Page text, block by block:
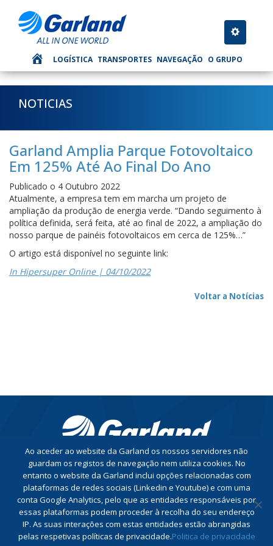
Toggle
LOGÍSTICA TRANSPORTES NAVEGAÇÃO O GRUPO
NOTICIAS
Garland Amplia Parque Fotovoltaico
Em 125% Até Ao Final Do Ano
Publicado o 4 Outubro 2022
Atualmente, a empresa tem em marcha um projeto de
ampliação da produção de energia verde. “Dando seguimento à
política definida, será feita, até ao final de 2022, a ampliação do
nosso parque de painéis fotovoltaicos em cerca de 125%…”
O artigo está disponível no seguinte link:
In Hipersuper Online | 04/10/2022
Voltar a Notícias
CONTACTE-NOS
Conheça a nossa Política de Privacidade
Conheça a nossa Política do Sistema de Gestão Integrado
Livro de Reclamações
Ao aceder ao website da Garland os nossos servidores não
guardam os registos de navegação nem utiliza cookies. No
entanto o website da Garland inclui opções relacionadas com
plataformas de redes sociais (Linkedin e Youtube) e com uma
conta Google Analytics, pelo que as entidades responsáveis por
essas plataformas podem proceder à recolha do seu endereço
IP. As suas interações com estas entidades estão abrangidas
pelas respetivas políticas de privacidade.Politica de privacidade